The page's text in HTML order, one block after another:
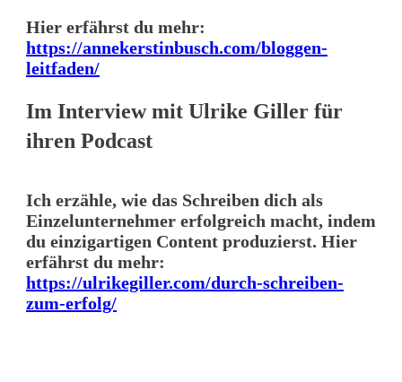
Hier erfährst du mehr:
https://annekerstinbusch.com/bloggen-
leitfaden/
Im Interview mit Ulrike Giller für
ihren Podcast
Ich erzähle, wie das Schreiben dich als
Einzelunternehmer erfolgreich macht, indem
du einzigartigen Content produzierst. Hier
erfährst du mehr:
https://ulrikegiller.com/durch-schreiben-
zum-erfolg/